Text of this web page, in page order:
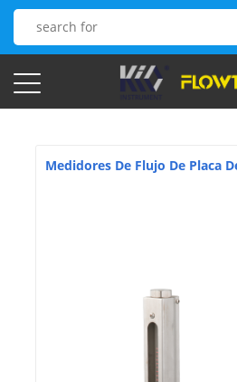
Medidores De Flujo De Placa